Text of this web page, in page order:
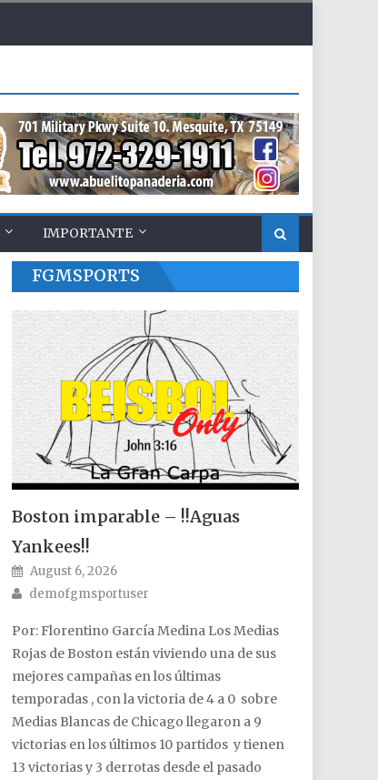
IMPORTANTE
FGMSPORTS
Boston imparable – !!Aguas
Yankees!!
Posted on
August 6, 2026
Author
demofgmsportuser
Por: Florentino García Medina Los Medias
Rojas de Boston están viviendo una de sus
mejores campañas en los últimas
temporadas , con la victoria de 4 a 0 sobre
Medias Blancas de Chicago llegaron a 9
victorias en los últimos 10 partidos y tienen
13 victorias y 3 derrotas desde el pasado